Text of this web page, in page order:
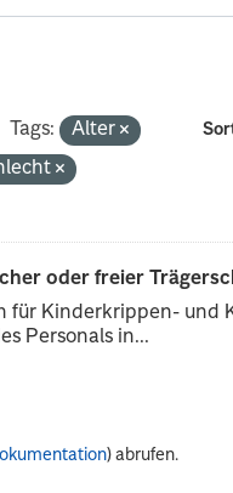
Tags:
Alter
oder freier
für Kinderkrippen- und
Personals in...
) abrufen.